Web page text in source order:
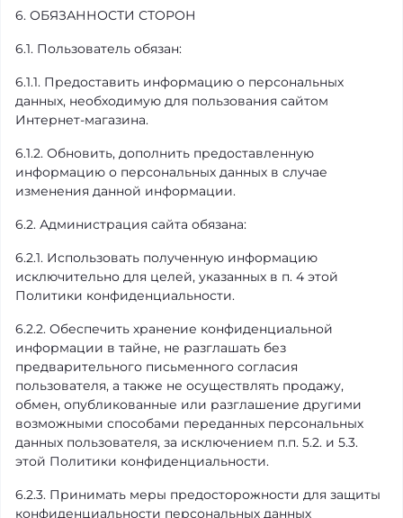
6. ОБЯЗАННОСТИ СТОРОН
6.1. Пользователь обязан:
6.1.1. Предоставить информацию о персональных
данных, необходимую для пользования сайтом
Интернет-магазина.
6.1.2. Обновить, дополнить предоставленную
информацию о персональных данных в случае
изменения данной информации.
6.2. Администрация сайта обязана:
6.2.1. Использовать полученную информацию
исключительно для целей, указанных в п. 4 этой
Политики конфиденциальности.
6.2.2. Обеспечить хранение конфиденциальной
информации в тайне, не разглашать без
предварительного письменного согласия
пользователя, а также не осуществлять продажу,
обмен, опубликованные или разглашение другими
возможными способами переданных персональных
данных пользователя, за исключением п.п. 5.2. и 5.3.
этой Политики конфиденциальности.
6.2.3. Принимать меры предосторожности для защиты
конфиденциальности персональных данных